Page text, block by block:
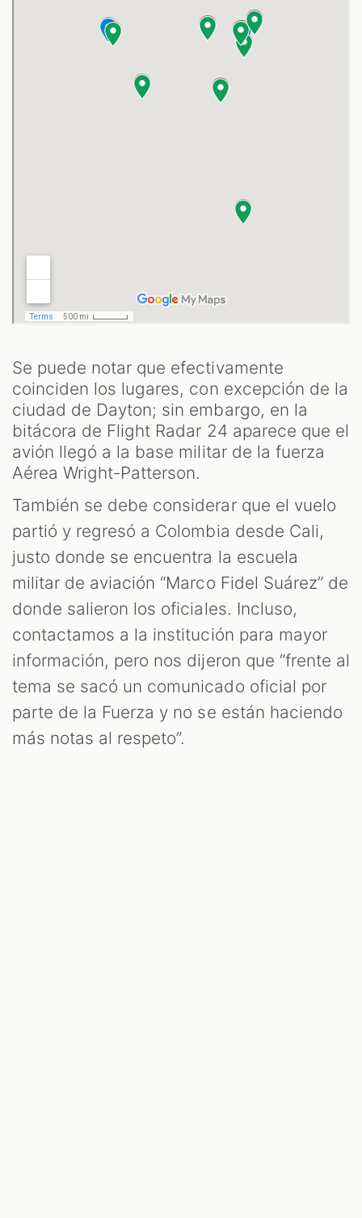
Se puede notar que efectivamente
coinciden los lugares, con excepción de la
ciudad de Dayton; sin embargo, en la
bitácora de Flight Radar 24 aparece que el
avión llegó a la base militar de la fuerza
Aérea Wright-Patterson.
También se debe considerar que el vuelo
partió y regresó a Colombia desde Cali,
justo donde se encuentra la escuela
militar de aviación “Marco Fidel Suárez” de
donde salieron los oficiales. Incluso,
contactamos a la institución para mayor
información, pero nos dijeron que “frente al
tema se sacó un comunicado oficial por
parte de la Fuerza y no se están haciendo
más notas al respeto”.